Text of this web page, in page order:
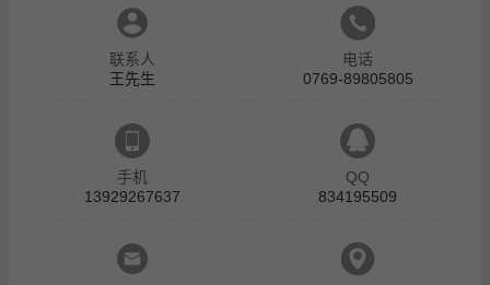
联系人
王先生
电话
0769-89805805
手机
13929267637
QQ
834195509